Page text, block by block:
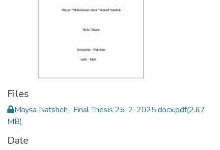
Files
Maysa Natsheh- Final Thesis 25-2-2025.docx.pdf(2.67
MB)
Date